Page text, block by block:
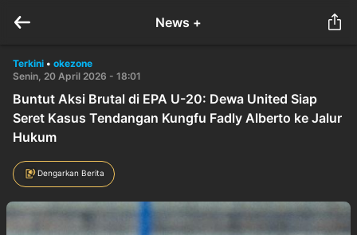
News +
Terkini • okezone
Senin, 20 April 2026 - 18:01
Buntut Aksi Brutal di EPA U-20: Dewa United Siap
Seret Kasus Tendangan Kungfu Fadly Alberto ke Jalur
Hukum
Dengarkan Berita